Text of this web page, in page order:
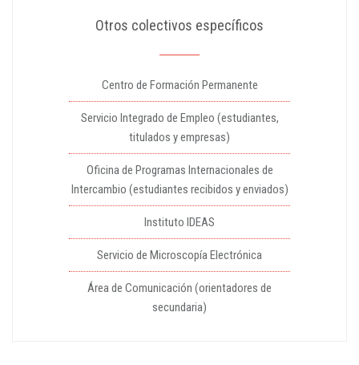
Otros colectivos específicos
Centro de Formación Permanente
Servicio Integrado de Empleo (estudiantes,
titulados y empresas)
Oficina de Programas Internacionales de
Intercambio (estudiantes recibidos y enviados)
Instituto IDEAS
Servicio de Microscopía Electrónica
Área de Comunicación (orientadores de
secundaria)